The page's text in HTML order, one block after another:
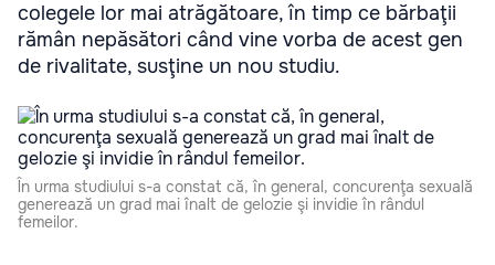
colegele lor mai atrăgătoare, în timp ce bărbaţii
rămân nepăsători când vine vorba de acest gen
de rivalitate, susţine un nou studiu.
În urma studiului s-a constat că, în general, concurenţa sexuală
generează un grad mai înalt de gelozie şi invidie în rândul
femeilor.